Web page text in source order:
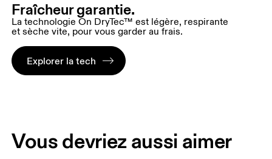
Fraîcheur garantie.
La technologie On DryTec™ est légère, respirante
et sèche vite, pour vous garder au frais.
Explorer la tech
Vous devriez aussi aimer